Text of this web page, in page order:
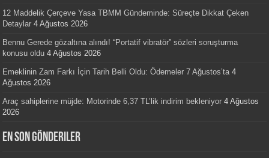
12 Maddelik Çerçeve Yasa TBMM Gündeminde: Süreçte Dikkat Çeken
Detaylar 4 Ağustos 2026
Bennu Gerede gözaltına alındı! “Portatif vibratör” sözleri soruşturma
konusu oldu 4 Ağustos 2026
Emeklinin Zam Farkı İçin Tarih Belli Oldu: Ödemeler 7 Ağustos’ta 4
Ağustos 2026
Araç sahiplerine müjde: Motorinde 6,37 TL’lik indirim bekleniyor 4 Ağustos
2026
En Son Gönderiler